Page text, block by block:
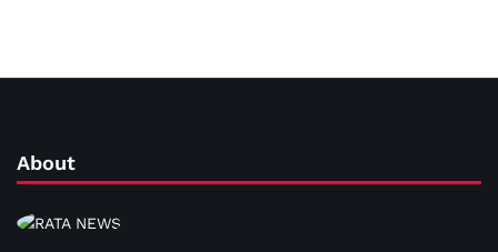
About